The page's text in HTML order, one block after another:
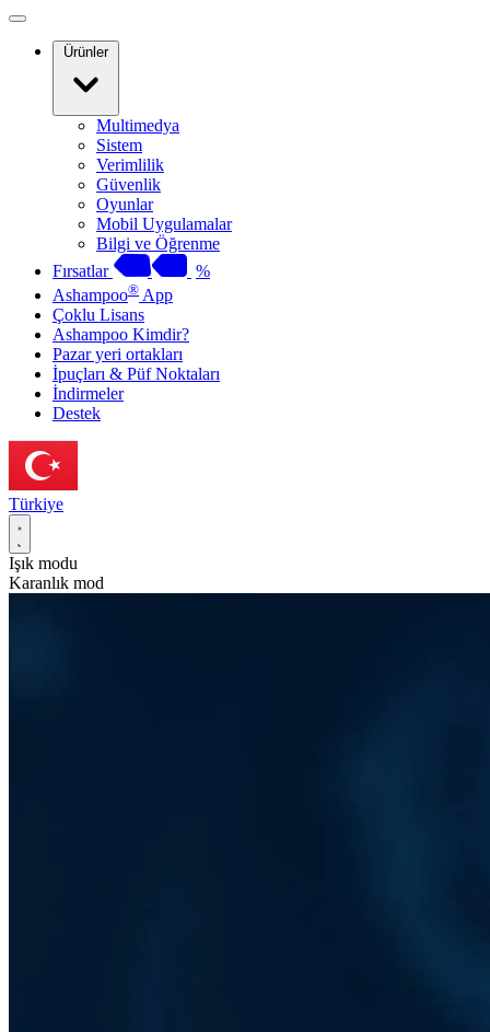
Ürünler
Multimedya
Sistem
Verimlilik
Güvenlik
Oyunlar
Mobil Uygulamalar
Bilgi ve Öğrenme
Fırsatlar
%
Ashampoo® App
Çoklu Lisans
Ashampoo Kimdir?
Pazar yeri ortakları
İpuçları & Püf Noktaları
İndirmeler
Destek
Türkiye
Işık modu
Karanlık mod